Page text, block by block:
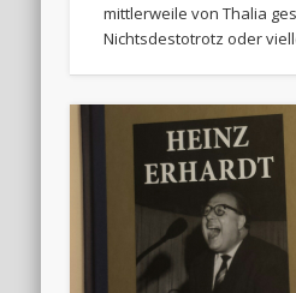
mittlerweile von Thalia
Nichtsdestotrotz oder